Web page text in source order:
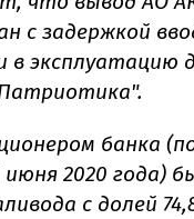
с задержкой
в эксплуатацию
банка
2020 года)
с долей